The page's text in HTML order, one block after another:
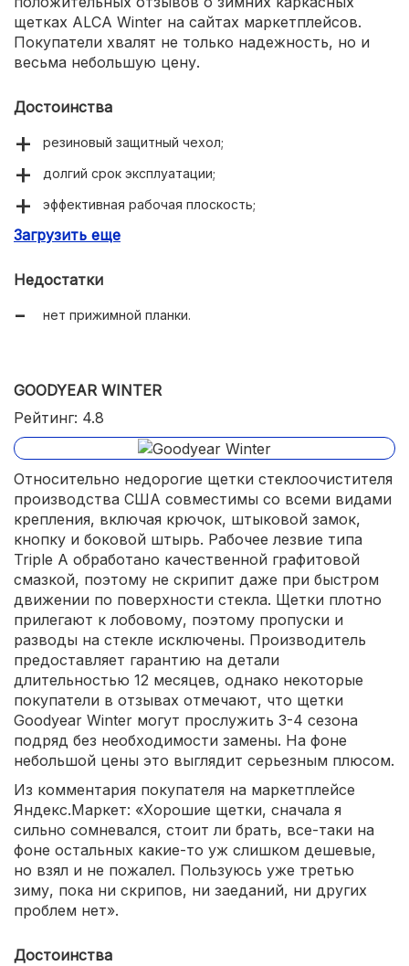
щетках ALCA Winter на сайтах маркетплейсов.
Покупатели хвалят не только надежность, но и
весьма небольшую цену.
Достоинства
резиновый защитный чехол;
долгий срок эксплуатации;
эффективная рабочая плоскость;
качественное покрытие графитом.
Загрузить еще
Недостатки
нет прижимной планки.
GOODYEAR WINTER
Рейтинг: 4.8
Относительно недорогие щетки стеклоочистителя
производства США совместимы со всеми видами
крепления, включая крючок, штыковой замок,
кнопку и боковой штырь. Рабочее лезвие типа
Triple A обработано качественной графитовой
смазкой, поэтому не скрипит даже при быстром
движении по поверхности стекла. Щетки плотно
прилегают к лобовому, поэтому пропуски и
разводы на стекле исключены. Производитель
предоставляет гарантию на детали
длительностью 12 месяцев, однако некоторые
покупатели в отзывах отмечают, что щетки
Goodyear Winter могут прослужить 3-4 сезона
подряд без необходимости замены. На фоне
небольшой цены это выглядит серьезным плюсом.
Из комментария покупателя на маркетплейсе
Яндекс.Маркет: «Хорошие щетки, сначала я
сильно сомневался, стоит ли брать, все-таки на
фоне остальных какие-то уж слишком дешевые,
но взял и не пожалел. Пользуюсь уже третью
зиму, пока ни скрипов, ни заеданий, ни других
проблем нет».
Достоинства